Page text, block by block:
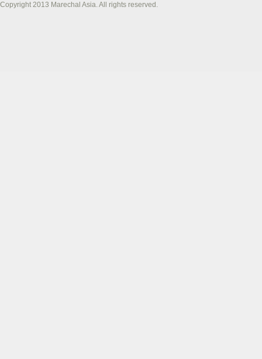
Copyright 2013 Marechal Asia. All rights reserved.